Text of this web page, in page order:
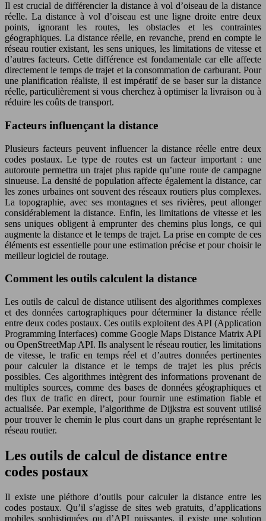
Il est crucial de différencier la distance à vol d’oiseau de la distance
réelle. La distance à vol d’oiseau est une ligne droite entre deux
points, ignorant les routes, les obstacles et les contraintes
géographiques. La distance réelle, en revanche, prend en compte le
réseau routier existant, les sens uniques, les limitations de vitesse et
d’autres facteurs. Cette différence est fondamentale car elle affecte
directement le temps de trajet et la consommation de carburant. Pour
une planification réaliste, il est impératif de se baser sur la distance
réelle, particulièrement si vous cherchez à optimiser la livraison ou à
réduire les coûts de transport.
Facteurs influençant la distance
Plusieurs facteurs peuvent influencer la distance réelle entre deux
codes postaux. Le type de routes est un facteur important : une
autoroute permettra un trajet plus rapide qu’une route de campagne
sinueuse. La densité de population affecte également la distance, car
les zones urbaines ont souvent des réseaux routiers plus complexes.
La topographie, avec ses montagnes et ses rivières, peut allonger
considérablement la distance. Enfin, les limitations de vitesse et les
sens uniques obligent à emprunter des chemins plus longs, ce qui
augmente la distance et le temps de trajet. La prise en compte de ces
éléments est essentielle pour une estimation précise et pour choisir le
meilleur logiciel de routage.
Comment les outils calculent la distance
Les outils de calcul de distance utilisent des algorithmes complexes
et des données cartographiques pour déterminer la distance réelle
entre deux codes postaux. Ces outils exploitent des API (Application
Programming Interfaces) comme Google Maps Distance Matrix API
ou OpenStreetMap API. Ils analysent le réseau routier, les limitations
de vitesse, le trafic en temps réel et d’autres données pertinentes
pour calculer la distance et le temps de trajet les plus précis
possibles. Ces algorithmes intègrent des informations provenant de
multiples sources, comme des bases de données géographiques et
des flux de trafic en direct, pour fournir une estimation fiable et
actualisée. Par exemple, l’algorithme de Dijkstra est souvent utilisé
pour trouver le chemin le plus court dans un graphe représentant le
réseau routier.
Les outils de calcul de distance entre
codes postaux
Il existe une pléthore d’outils pour calculer la distance entre les
codes postaux. Qu’il s’agisse de sites web gratuits, d’applications
mobiles sophistiquées ou d’API puissantes, il existe une solution